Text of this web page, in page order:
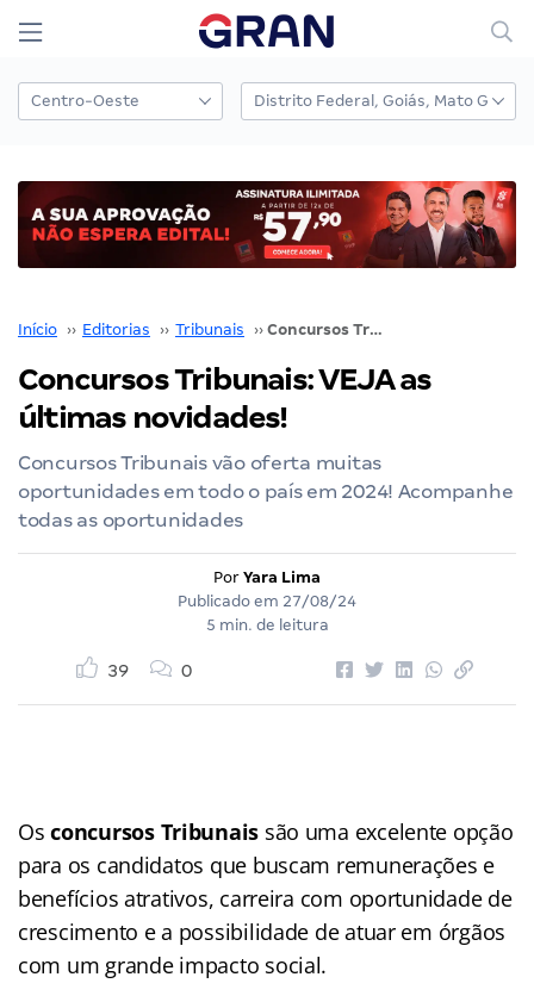
Início ›› Editorias ›› Tribunais ›› Concursos Tribunais: VEJA as últimas novidades!
Concursos Tribunais: VEJA as
últimas novidades!
Concursos Tribunais vão oferta muitas
oportunidades em todo o país em 2024! Acompanhe
todas as oportunidades
Por Yara Lima
Publicado em 27/08/24
5 min. de leitura
39 0
Osconcursos Tribunais são uma excelente opção
para os candidatos que buscam remunerações e
benefícios atrativos, carreira com oportunidade de
crescimento e a possibilidade de atuar em órgãos
com um grande impacto social.